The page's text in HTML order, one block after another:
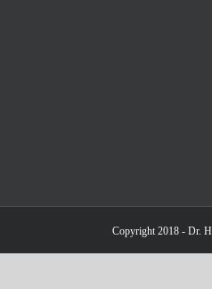
Copyright 2018 - Dr.